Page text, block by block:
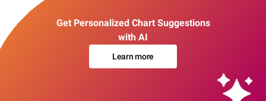
Get Personalized Chart Suggestions
with AI
Learn more